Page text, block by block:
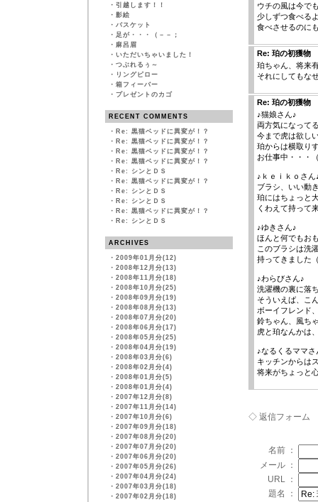
・ 引越します！！
・ 影絵
・ バスケット
・ 足が・・・（－－；
・ 麻呂眉
・ いただいちゃいました！
・ つぶれるぅ～
・ リングピロー
・ 箱フィーバー
・ プレゼントのカゴ
RECENT COMMENTS
・ Re: 黒猫ベッドに異変が！？
・ Re: 黒猫ベッドに異変が！？
・ Re: 黒猫ベッドに異変が！？
・ Re: 黒猫ベッドに異変が！？
・ Re: シンとＤＳ
・ Re: 黒猫ベッドに異変が！？
・ Re: シンとＤＳ
・ Re: シンとＤＳ
・ Re: 黒猫ベッドに異変が！？
・ Re: シンとＤＳ
ARCHIVES
・ 2009年01月分(12)
・ 2008年12月分(13)
・ 2008年11月分(18)
・ 2008年10月分(25)
・ 2008年09月分(19)
・ 2008年08月分(13)
・ 2008年07月分(20)
・ 2008年06月分(17)
・ 2008年05月分(25)
・ 2008年04月分(19)
・ 2008年03月分(6)
・ 2008年02月分(4)
・ 2008年01月分(5)
・ 2008年01月分(4)
・ 2007年12月分(8)
・ 2007年11月分(14)
・ 2007年10月分(6)
・ 2007年09月分(18)
・ 2007年08月分(20)
・ 2007年07月分(20)
・ 2007年06月分(20)
・ 2007年05月分(26)
・ 2007年04月分(24)
・ 2007年03月分(18)
・ 2007年02月分(18)
ウチの風は今で
少しずつ食べる
食べさせるのに
Re: 珀の初獲物
珀ちゃん、将来
それにしてもな
Re: 珀の初獲物
♪猫娘さん♪
両方気になって
今まで虎は欲し
珀からは横取り
お仕事中・・・
♪ｋｅｉｋｏさん
ブラシ、いい動
珀にはちょっと
くわえて持って
♪ゆきさん♪
ほんと何でもお
このブラシは洗
持ってきました
♪わらびさん♪
洗濯機の裏に落
そういえば、こ
ボーイフレンド
鈴ちゃん、風ち
虎と珀なんかは
♪なるくるママさ
キッチンからは
将来がちょっと
◇ 返信フォーム
名前 ：
メール ：
URL ：
題名 ：